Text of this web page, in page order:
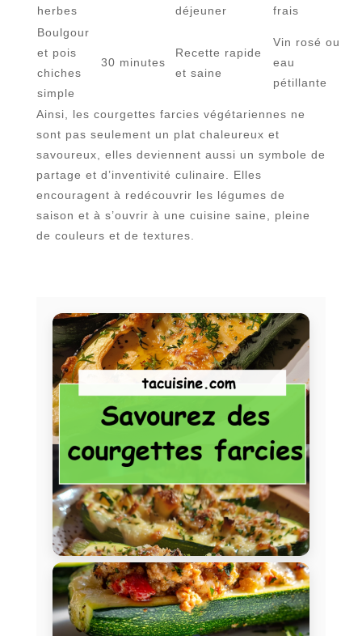
herbes
déjeuner
frais
Boulgour
et pois
chiches
simple
30 minutes
Recette rapide
et saine
Vin rosé ou
eau
pétillante
Ainsi, les courgettes farcies végétariennes ne
sont pas seulement un plat chaleureux et
savoureux, elles deviennent aussi un symbole de
partage et d’inventivité culinaire. Elles
encouragent à redécouvrir les légumes de
saison et à s’ouvrir à une cuisine saine, pleine
de couleurs et de textures.